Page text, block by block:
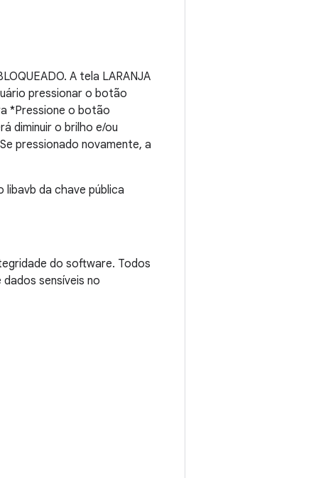
A tela LARANJA
pressionar o botão
*Pressione o botão
diminuir o brilho e/ou
pressionado novamente, a
da chave pública
do software. Todos
sensíveis no